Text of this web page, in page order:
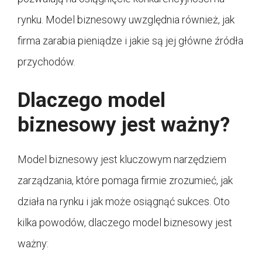
rynku. Model biznesowy uwzględnia również, jak
firma zarabia pieniądze i jakie są jej główne źródła
przychodów.
Dlaczego model
biznesowy jest ważny?
Model biznesowy jest kluczowym narzędziem
zarządzania, które pomaga firmie zrozumieć, jak
działa na rynku i jak może osiągnąć sukces. Oto
kilka powodów, dlaczego model biznesowy jest
ważny: